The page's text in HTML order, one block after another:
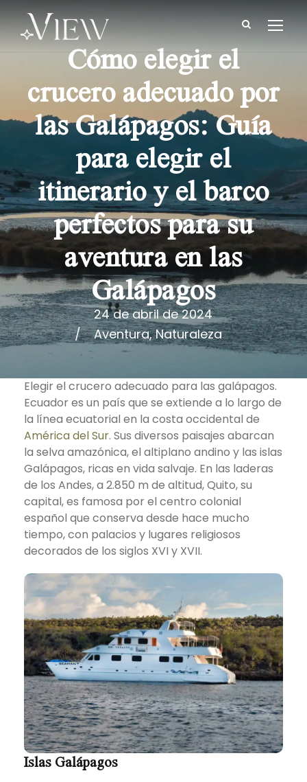
24 de abril de 2024
Aventura, Naturaleza
Cómo elegir el
crucero adecuado por
las Galápagos: Guía
para elegir el
itinerario y el barco
perfectos para su
aventura en las
Galápagos
Elegir el crucero adecuado para las galápagos.
Ecuador es un país que se extiende a lo largo de
la línea ecuatorial en la costa occidental de
América del Sur. Sus diversos paisajes abarcan
la selva amazónica, el altiplano andino y las islas
Galápagos, ricas en vida salvaje. En las laderas
de los Andes, a 2.850 m de altitud, Quito, su
capital, es famosa por el centro colonial
español que conserva desde hace mucho
tiempo, con palacios y lugares religiosos
decorados de los siglos XVI y XVII.
Islas Galápagos